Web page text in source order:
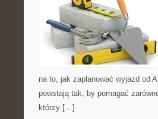
na to, jak zaplanować wyjazd od
powstają tak, by pomagać
którzy […]